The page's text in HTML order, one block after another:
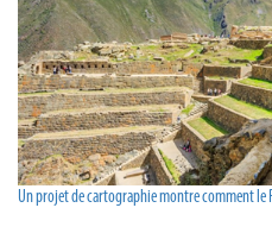
Un projet de cartographie montre comment le